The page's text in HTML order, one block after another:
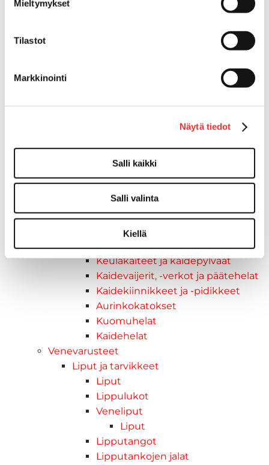
Mieltymykset
Tilastot
Markkinointi
Näytä tiedot
Salli kaikki
Salli valinta
Kiellä
Verhot
Kansiluukkujen varaosat ja
Hyttysverkot
Huoltoluukut
Kansiluukut
Ikkunat ja ikkunaventtiilit
Kaide- ja kuomuhelat
Peitekiinnikkeet
Keulakaiteet ja kaidepylväät
Kaidevaijerit, -verkot ja päätehelat
Kaidekiinnikkeet ja -pidikkeet
Aurinkokatokset
Kuomuhelat
Kaidehelat
Venevarusteet
Liput ja tarvikkeet
Liput
Lippulukot
Veneliput
Liput
Lipputangot
Lipputankojen jalat